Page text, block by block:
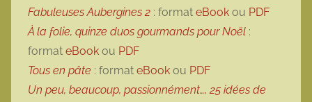
Fabuleuses Aubergines 2 : format eBook ou PDF
À la folie, quinze duos gourmands pour Noël :
format eBook ou PDF
Tous en pâte : format eBook ou PDF
Un peu, beaucoup, passionnément…, 25 idées de